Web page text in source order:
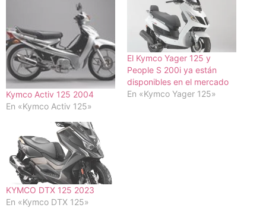
Kymco Activ 125 2004
En «Kymco Activ 125»
El Kymco Yager 125 y
People S 200i ya están
disponibles en el mercado
En «Kymco Yager 125»
KYMCO DTX 125 2023
En «Kymco DTX 125»